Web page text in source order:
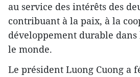
au service des intérêts des
contribuant à la paix, à la
développement durable
le monde.
Le président Luong Cuong a